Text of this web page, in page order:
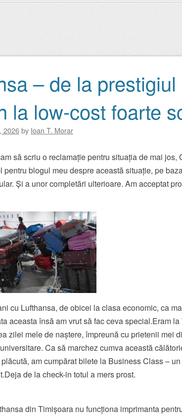
– de la prestigiul
la low-cost foarte
2026by Ioan T. Morar
să scriu o reclamație pentru situația de mai jos,
pentru blogul meu despre această situație, pe
Și a unor completări ulterioare. Am acceptat
cu Lufthansa, de obicei la clasa economic, ca
aceasta însă am vrut să fac ceva special.Eram
zilei mele de naștere, împreună cu prietenii mei
Ca să marchez cumva această
am cumpărat bilete la Business Class –
de la check-in totul a mers prost.
din Timișoara nu funcționa imprimanta